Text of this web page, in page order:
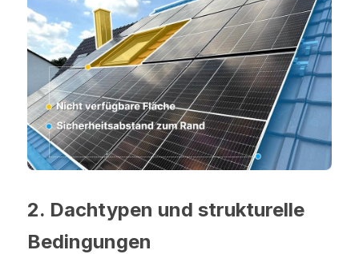
2. Dachtypen und strukturelle
Bedingungen